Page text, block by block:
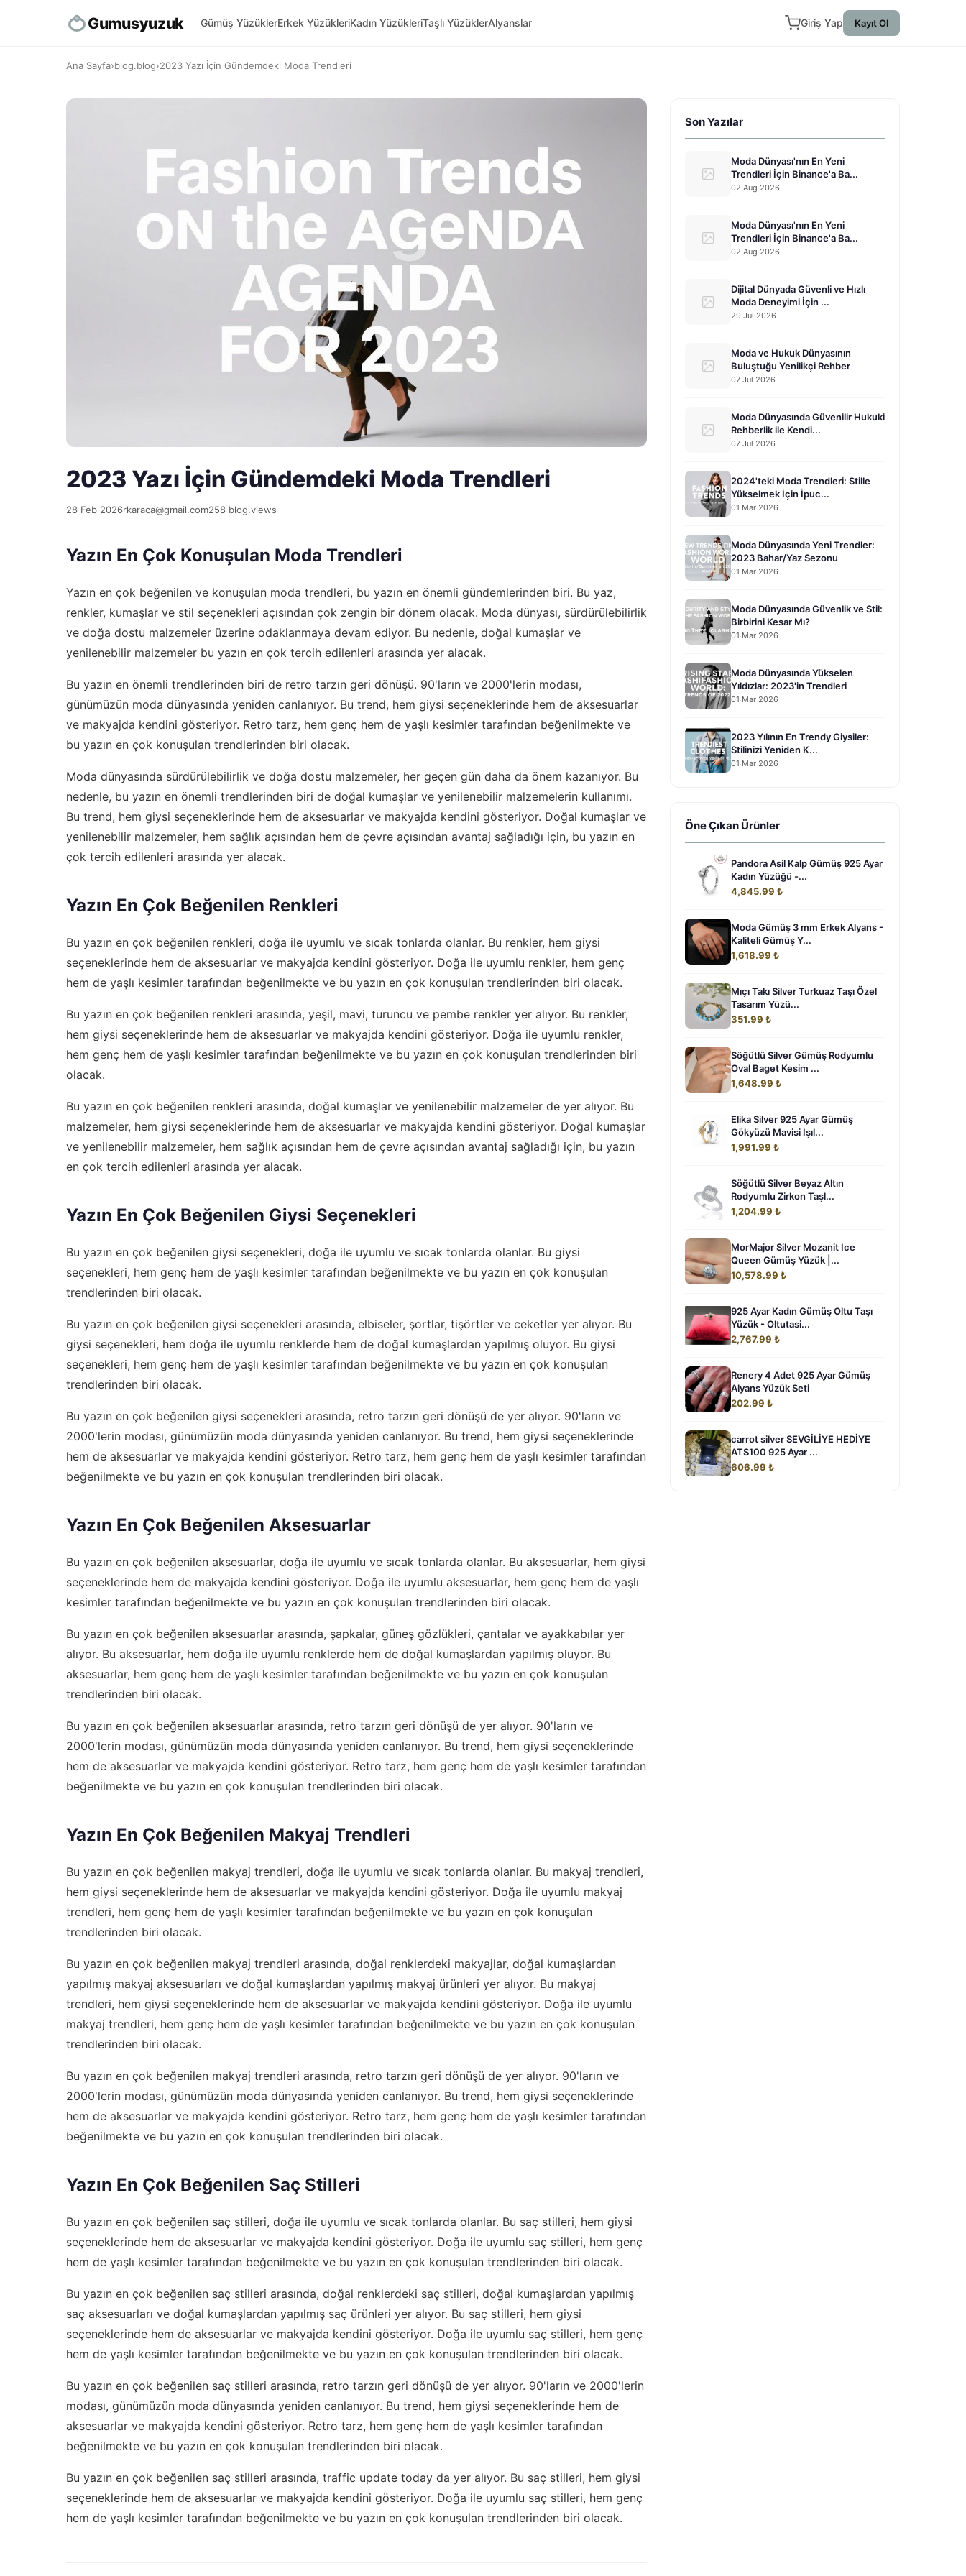
Gumusyuzuk Gümüş YüzüklerErkek YüzükleriKadın YüzükleriTaşlı YüzüklerAlyanslar Giriş Yap Kayıt Ol
Ana Sayfa›blog.blog›2023 Yazı İçin Gündemdeki Moda Trendleri
2023 Yazı İçin Gündemdeki Moda Trendleri
28 Feb 2026rkaraca@gmail.com258 blog.views
Yazın En Çok Konuşulan Moda Trendleri
Yazın en çok beğenilen ve konuşulan moda trendleri, bu yazın en önemli gündemlerinden biri. Bu yaz,
renkler, kumaşlar ve stil seçenekleri açısından çok zengin bir dönem olacak. Moda dünyası, sürdürülebilirlik
ve doğa dostu malzemeler üzerine odaklanmaya devam ediyor. Bu nedenle, doğal kumaşlar ve
yenilenebilir malzemeler bu yazın en çok tercih edilenleri arasında yer alacak.
Bu yazın en önemli trendlerinden biri de retro tarzın geri dönüşü. 90'ların ve 2000'lerin modası,
günümüzün moda dünyasında yeniden canlanıyor. Bu trend, hem giysi seçeneklerinde hem de aksesuarlar
ve makyajda kendini gösteriyor. Retro tarz, hem genç hem de yaşlı kesimler tarafından beğenilmekte ve
bu yazın en çok konuşulan trendlerinden biri olacak.
Moda dünyasında sürdürülebilirlik ve doğa dostu malzemeler, her geçen gün daha da önem kazanıyor. Bu
nedenle, bu yazın en önemli trendlerinden biri de doğal kumaşlar ve yenilenebilir malzemelerin kullanımı.
Bu trend, hem giysi seçeneklerinde hem de aksesuarlar ve makyajda kendini gösteriyor. Doğal kumaşlar ve
yenilenebilir malzemeler, hem sağlık açısından hem de çevre açısından avantaj sağladığı için, bu yazın en
çok tercih edilenleri arasında yer alacak.
Yazın En Çok Beğenilen Renkleri
Bu yazın en çok beğenilen renkleri, doğa ile uyumlu ve sıcak tonlarda olanlar. Bu renkler, hem giysi
seçeneklerinde hem de aksesuarlar ve makyajda kendini gösteriyor. Doğa ile uyumlu renkler, hem genç
hem de yaşlı kesimler tarafından beğenilmekte ve bu yazın en çok konuşulan trendlerinden biri olacak.
Bu yazın en çok beğenilen renkleri arasında, yeşil, mavi, turuncu ve pembe renkler yer alıyor. Bu renkler,
hem giysi seçeneklerinde hem de aksesuarlar ve makyajda kendini gösteriyor. Doğa ile uyumlu renkler,
hem genç hem de yaşlı kesimler tarafından beğenilmekte ve bu yazın en çok konuşulan trendlerinden biri
olacak.
Bu yazın en çok beğenilen renkleri arasında, doğal kumaşlar ve yenilenebilir malzemeler de yer alıyor. Bu
malzemeler, hem giysi seçeneklerinde hem de aksesuarlar ve makyajda kendini gösteriyor. Doğal kumaşlar
ve yenilenebilir malzemeler, hem sağlık açısından hem de çevre açısından avantaj sağladığı için, bu yazın
en çok tercih edilenleri arasında yer alacak.
Yazın En Çok Beğenilen Giysi Seçenekleri
Bu yazın en çok beğenilen giysi seçenekleri, doğa ile uyumlu ve sıcak tonlarda olanlar. Bu giysi
seçenekleri, hem genç hem de yaşlı kesimler tarafından beğenilmekte ve bu yazın en çok konuşulan
trendlerinden biri olacak.
Bu yazın en çok beğenilen giysi seçenekleri arasında, elbiseler, şortlar, tişörtler ve ceketler yer alıyor. Bu
giysi seçenekleri, hem doğa ile uyumlu renklerde hem de doğal kumaşlardan yapılmış oluyor. Bu giysi
seçenekleri, hem genç hem de yaşlı kesimler tarafından beğenilmekte ve bu yazın en çok konuşulan
trendlerinden biri olacak.
Bu yazın en çok beğenilen giysi seçenekleri arasında, retro tarzın geri dönüşü de yer alıyor. 90'ların ve
2000'lerin modası, günümüzün moda dünyasında yeniden canlanıyor. Bu trend, hem giysi seçeneklerinde
hem de aksesuarlar ve makyajda kendini gösteriyor. Retro tarz, hem genç hem de yaşlı kesimler tarafından
beğenilmekte ve bu yazın en çok konuşulan trendlerinden biri olacak.
Yazın En Çok Beğenilen Aksesuarlar
Bu yazın en çok beğenilen aksesuarlar, doğa ile uyumlu ve sıcak tonlarda olanlar. Bu aksesuarlar, hem giysi
seçeneklerinde hem de makyajda kendini gösteriyor. Doğa ile uyumlu aksesuarlar, hem genç hem de yaşlı
kesimler tarafından beğenilmekte ve bu yazın en çok konuşulan trendlerinden biri olacak.
Bu yazın en çok beğenilen aksesuarlar arasında, şapkalar, güneş gözlükleri, çantalar ve ayakkabılar yer
alıyor. Bu aksesuarlar, hem doğa ile uyumlu renklerde hem de doğal kumaşlardan yapılmış oluyor. Bu
aksesuarlar, hem genç hem de yaşlı kesimler tarafından beğenilmekte ve bu yazın en çok konuşulan
trendlerinden biri olacak.
Bu yazın en çok beğenilen aksesuarlar arasında, retro tarzın geri dönüşü de yer alıyor. 90'ların ve
2000'lerin modası, günümüzün moda dünyasında yeniden canlanıyor. Bu trend, hem giysi seçeneklerinde
hem de aksesuarlar ve makyajda kendini gösteriyor. Retro tarz, hem genç hem de yaşlı kesimler tarafından
beğenilmekte ve bu yazın en çok konuşulan trendlerinden biri olacak.
Yazın En Çok Beğenilen Makyaj Trendleri
Bu yazın en çok beğenilen makyaj trendleri, doğa ile uyumlu ve sıcak tonlarda olanlar. Bu makyaj trendleri,
hem giysi seçeneklerinde hem de aksesuarlar ve makyajda kendini gösteriyor. Doğa ile uyumlu makyaj
trendleri, hem genç hem de yaşlı kesimler tarafından beğenilmekte ve bu yazın en çok konuşulan
trendlerinden biri olacak.
Bu yazın en çok beğenilen makyaj trendleri arasında, doğal renklerdeki makyajlar, doğal kumaşlardan
yapılmış makyaj aksesuarları ve doğal kumaşlardan yapılmış makyaj ürünleri yer alıyor. Bu makyaj
trendleri, hem giysi seçeneklerinde hem de aksesuarlar ve makyajda kendini gösteriyor. Doğa ile uyumlu
makyaj trendleri, hem genç hem de yaşlı kesimler tarafından beğenilmekte ve bu yazın en çok konuşulan
trendlerinden biri olacak.
Bu yazın en çok beğenilen makyaj trendleri arasında, retro tarzın geri dönüşü de yer alıyor. 90'ların ve
2000'lerin modası, günümüzün moda dünyasında yeniden canlanıyor. Bu trend, hem giysi seçeneklerinde
hem de aksesuarlar ve makyajda kendini gösteriyor. Retro tarz, hem genç hem de yaşlı kesimler tarafından
beğenilmekte ve bu yazın en çok konuşulan trendlerinden biri olacak.
Yazın En Çok Beğenilen Saç Stilleri
Bu yazın en çok beğenilen saç stilleri, doğa ile uyumlu ve sıcak tonlarda olanlar. Bu saç stilleri, hem giysi
seçeneklerinde hem de aksesuarlar ve makyajda kendini gösteriyor. Doğa ile uyumlu saç stilleri, hem genç
hem de yaşlı kesimler tarafından beğenilmekte ve bu yazın en çok konuşulan trendlerinden biri olacak.
Bu yazın en çok beğenilen saç stilleri arasında, doğal renklerdeki saç stilleri, doğal kumaşlardan yapılmış
saç aksesuarları ve doğal kumaşlardan yapılmış saç ürünleri yer alıyor. Bu saç stilleri, hem giysi
seçeneklerinde hem de aksesuarlar ve makyajda kendini gösteriyor. Doğa ile uyumlu saç stilleri, hem genç
hem de yaşlı kesimler tarafından beğenilmekte ve bu yazın en çok konuşulan trendlerinden biri olacak.
Bu yazın en çok beğenilen saç stilleri arasında, retro tarzın geri dönüşü de yer alıyor. 90'ların ve 2000'lerin
modası, günümüzün moda dünyasında yeniden canlanıyor. Bu trend, hem giysi seçeneklerinde hem de
aksesuarlar ve makyajda kendini gösteriyor. Retro tarz, hem genç hem de yaşlı kesimler tarafından
beğenilmekte ve bu yazın en çok konuşulan trendlerinden biri olacak.
Bu yazın en çok beğenilen saç stilleri arasında, traffic update today da yer alıyor. Bu saç stilleri, hem giysi
seçeneklerinde hem de aksesuarlar ve makyajda kendini gösteriyor. Doğa ile uyumlu saç stilleri, hem genç
hem de yaşlı kesimler tarafından beğenilmekte ve bu yazın en çok konuşulan trendlerinden biri olacak.
Son Yazılar
Moda Dünyası'nın En Yeni
Trendleri İçin Binance'a Ba...
02 Aug 2026
Moda Dünyası'nın En Yeni
Trendleri İçin Binance'a Ba...
02 Aug 2026
Dijital Dünyada Güvenli ve Hızlı
Moda Deneyimi İçin ...
29 Jul 2026
Moda ve Hukuk Dünyasının
Buluştuğu Yenilikçi Rehber
07 Jul 2026
Moda Dünyasında Güvenilir Hukuki
Rehberlik ile Kendi...
07 Jul 2026
2024'teki Moda Trendleri: Stille
Yükselmek İçin İpuc...
01 Mar 2026
Moda Dünyasında Yeni Trendler:
2023 Bahar/Yaz Sezonu
01 Mar 2026
Moda Dünyasında Güvenlik ve Stil:
Birbirini Kesar Mı?
01 Mar 2026
Moda Dünyasında Yükselen
Yıldızlar: 2023'in Trendleri
01 Mar 2026
2023 Yılının En Trendy Giysiler:
Stilinizi Yeniden K...
01 Mar 2026
Öne Çıkan Ürünler
Pandora Asil Kalp Gümüş 925 Ayar
Kadın Yüzüğü -...
4,845.99 ₺
Moda Gümüş 3 mm Erkek Alyans -
Kaliteli Gümüş Y...
1,618.99 ₺
Mıçı Takı Silver Turkuaz Taşı Özel
Tasarım Yüzü...
351.99 ₺
Söğütlü Silver Gümüş Rodyumlu
Oval Baget Kesim ...
1,648.99 ₺
Elika Silver 925 Ayar Gümüş
Gökyüzü Mavisi Işıl...
1,991.99 ₺
Söğütlü Silver Beyaz Altın
Rodyumlu Zirkon Taşl...
1,204.99 ₺
MorMajor Silver Mozanit Ice
Queen Gümüş Yüzük |...
10,578.99 ₺
925 Ayar Kadın Gümüş Oltu Taşı
Yüzük - Oltutasi...
2,767.99 ₺
Renery 4 Adet 925 Ayar Gümüş
Alyans Yüzük Seti
202.99 ₺
carrot silver SEVGİLİYE HEDİYE
ATS100 925 Ayar ...
606.99 ₺